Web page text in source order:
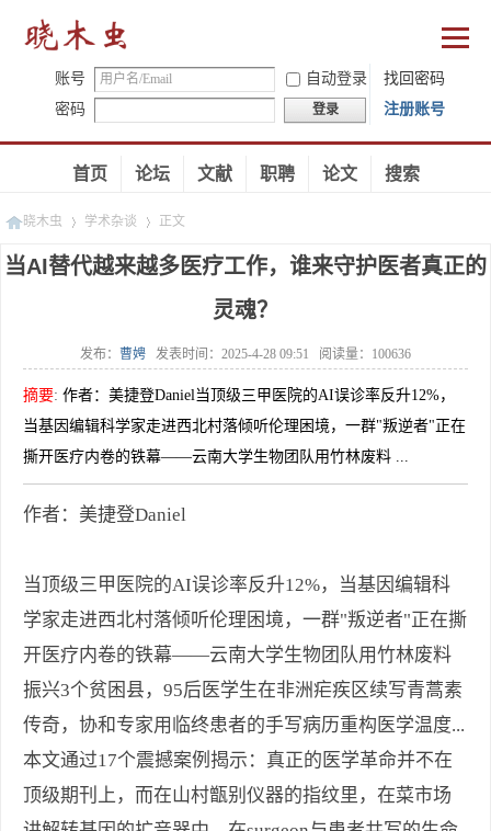
账号 自动登录
找回密码
密码
登录 注册账号
首页 论坛 文献 职聘 论文 搜索
晓木虫 学术杂谈 正文
当AI替代越来越多医疗工作，谁来守护医者真正的
灵魂？
发布： 曹娉 发表时间： 2025-4-28 09:51 阅读量： 100636
摘要: 作者：美捷登Daniel当顶级三甲医院的AI误诊率反升12%，
当基因编辑科学家走进西北村落倾听伦理困境，一群"叛逆者"正在
撕开医疗内卷的铁幕——云南大学生物团队用竹林废料 ...
作者：美捷登Daniel
当顶级三甲医院的AI误诊率反升12%，当基因编辑科
学家走进西北村落倾听伦理困境，一群"叛逆者"正在撕
开医疗内卷的铁幕——云南大学生物团队用竹林废料
振兴3个贫困县，95后医学生在非洲疟疾区续写青蒿素
传奇，协和专家用临终患者的手写病历重构医学温度...
本文通过17个震撼案例揭示：真正的医学革命并不在
顶级期刊上，而在山村甑别仪器的指纹里，在菜市场